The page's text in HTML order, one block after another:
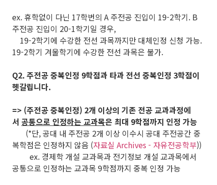
ex. 휴학없이 다닌 17학번의 A 주전공 진입이 19-2학기. B
주전공 진입이 20-1학기일 경우,
19-2학기에 수강한 전선 과목까지만 대체인정 신청 가능.
19-2학기 겨울학기에 수강한 전선 과목은 불가.
Q2. 주전공 중복인정 9학점과 타과 전선 중복인정 3학점이
헷갈립니다.
=> (주전공 중복인정) 2개 이상의 기존 전공 교과과정에
서 공통으로 인정하는 교과목은 최대 9학점까지 인정 가능
(*단, 공대 내 주전공 2개 이상 이수시 공대 주전공간 중
복학점은 인정하지 않음 (자료실 Archives - 자유전공학부))
ex. 경제학 개설 교과목과 전기정보 개설 교과목에서
공통으로 인정하는 교과목 9학점까지 중복 인정 가능